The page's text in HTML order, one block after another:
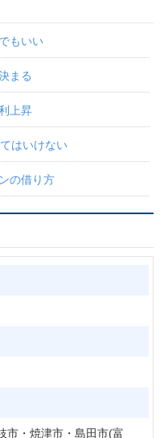
もいい
まる
上昇
はいけない
の借り方
市・焼津市・島田市(富